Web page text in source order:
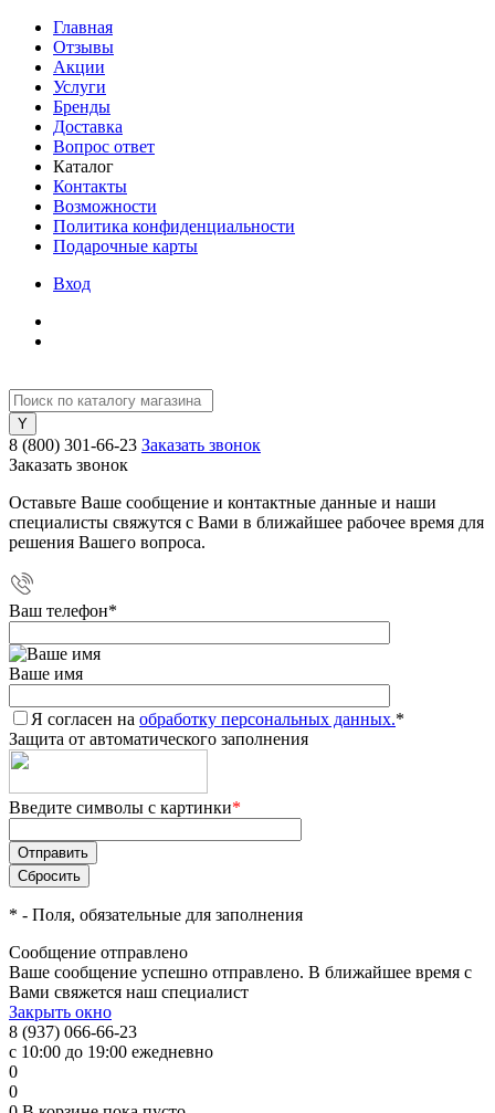
Главная
Отзывы
Акции
Услуги
Бренды
Доставка
Вопрос ответ
Каталог
Контакты
Возможности
Политика конфиденциальности
Подарочные карты
Вход
8 (800) 301-66-23 Заказать звонок
Заказать звонок
Оставьте Ваше сообщение и контактные данные и наши
специалисты свяжутся с Вами в ближайшее рабочее время для
решения Вашего вопроса.
Ваш телефон*
Ваше имя
Я согласен на обработку персональных данных.*
Защита от автоматического заполнения
Введите символы с картинки*
* - Поля, обязательные для заполнения
Сообщение отправлено
Ваше сообщение успешно отправлено. В ближайшее время с
Вами свяжется наш специалист
Закрыть окно
8 (937) 066-66-23
с 10:00 до 19:00 ежедневно
0
0